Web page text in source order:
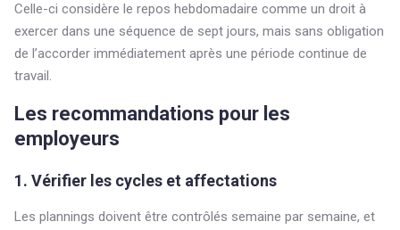
Celle-ci considère le repos hebdomadaire comme un droit à
exercer dans une séquence de sept jours, mais sans obligation
de l’accorder immédiatement après une période continue de
travail.
Les recommandations pour les
employeurs
1. Vérifier les cycles et affectations
Les plannings doivent être contrôlés semaine par semaine, et